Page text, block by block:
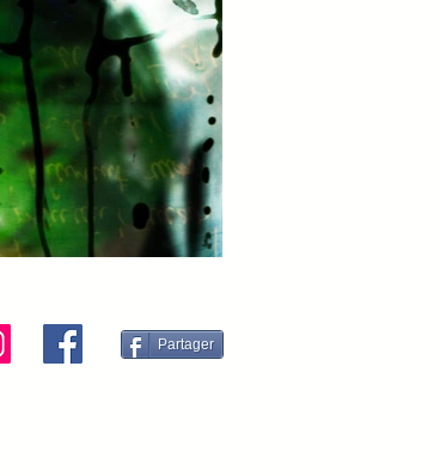
Partager